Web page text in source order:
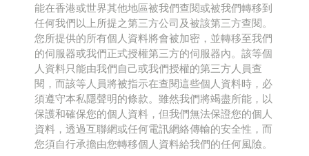
能在香港或世界其他地區被我們查閱或被我們轉移到
任何我們以上所提之第三方公司及被該第三方查閱。
您所提供的所有個人資料將會被加密，並轉移至我們
的伺服器或我們正式授權第三方的伺服器內。該等個
人資料只能由我們自己或我們授權的第三方人員查
閱，而該等人員將被指示在查閱這些個人資料時，必
須遵守本私隱聲明的條款。雖然我們將竭盡所能，以
保護和確保您的個人資料，但我們無法保證您的個人
資料，透過互聯網或任何電訊網絡傳輸的安全性，而
您須自行承擔由您轉移個人資料給我們的任何風險。